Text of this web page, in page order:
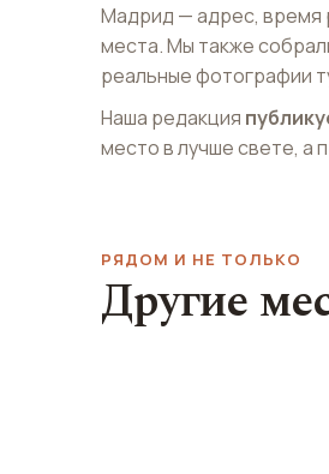
Мадрид — адрес, время
места. Мы также
реальные фотографии
Наша редакция
место в лучше свете, а
РЯДОМ И НЕ ТОЛЬКО
Другие
Бар El Imperfecto